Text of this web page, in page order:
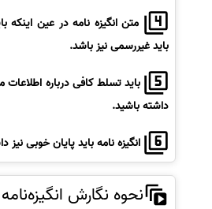
متن انگیزه نامه در عین اینکه
باید غیررسمی نیز باشد.
باید تسلط کافی درباره
داشته باشید.
انگیزه نامه باید پایان خوبی نیز
نحوه نگارش انگیزه‌نامه